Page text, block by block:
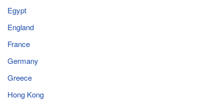
Egypt
England
France
Germany
Greece
Hong Kong